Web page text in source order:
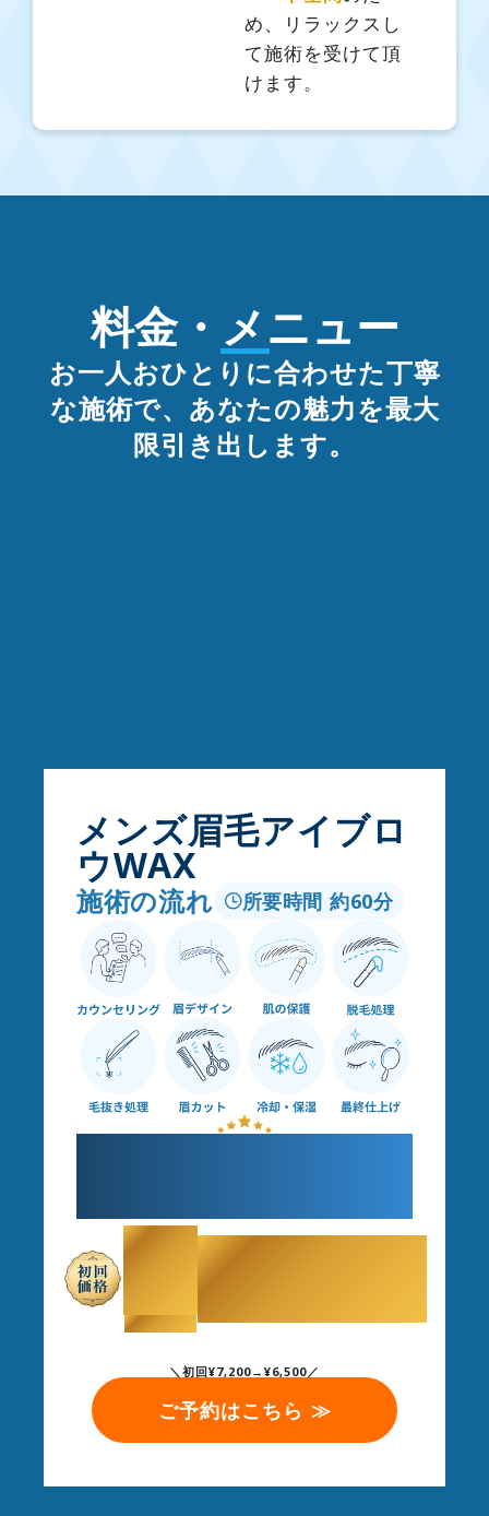
め、リラックスし
て施術を受けて頂
けます。
料金・メニュー
お一人おひとりに合わせた丁寧
な施術で、あなたの魅力を最大
限引き出します。
メンズ眉毛アイブロ
ウWAX
施術の流れ 所要時間 約60分
￥
（税込） 6,500
＼初回¥7,200→¥6,500／
ご予約はこちら ≫